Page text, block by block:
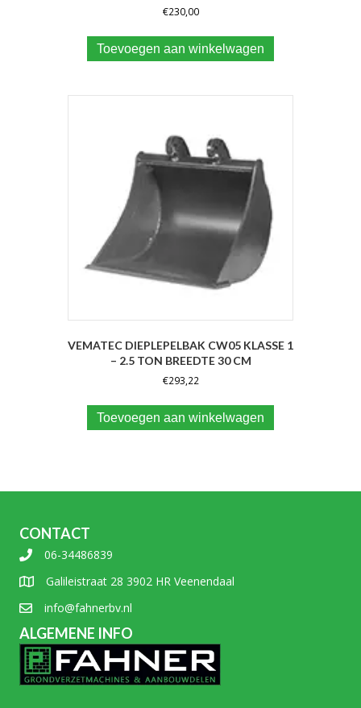
€230,00
Toevoegen aan winkelwagen
VEMATEC DIEPLEPELBAK CW05 KLASSE 1
– 2.5 TON BREEDTE 30 CM
€293,22
Toevoegen aan winkelwagen
CONTACT
06-34486839
Galileistraat 28 3902 HR Veenendaal
info@fahnerbv.nl
ALGEMENE INFO